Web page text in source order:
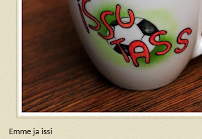
Emme ja issi